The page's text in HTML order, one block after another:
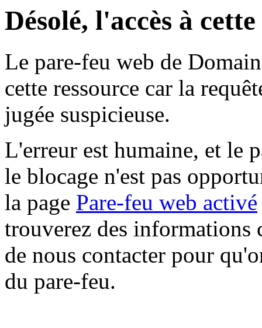
Désolé, l'accès à
Le pare-feu web de
cette ressource car la
jugée suspicieuse.
L'erreur est humaine, et le
le blocage n'est pas
la page Pare-feu web activé
trouverez des informations
de nous contacter pour
du pare-feu.